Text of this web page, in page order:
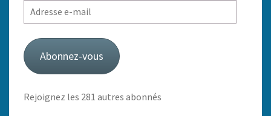
Adresse
e-
mail
Abonnez-vous
Rejoignez les 281 autres abonnés